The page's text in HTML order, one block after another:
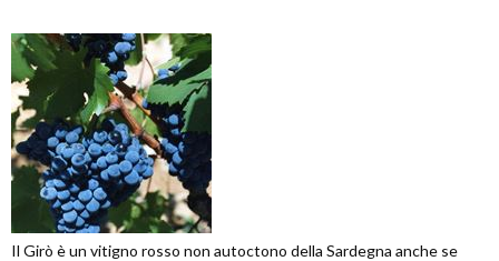
Il Girò è un vitigno rosso non autoctono della Sardegna anche se